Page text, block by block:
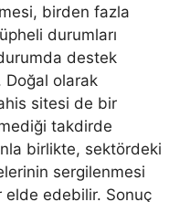
birden fazla
durumları
destek
Doğal olarak
sitesi de bir
takdirde
birlikte, sektördeki
sergilenmesi
elde edebilir. Sonuç